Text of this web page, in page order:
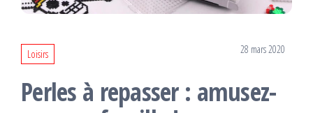
Loisirs 28 mars 2020
Perles à repasser : amusez-